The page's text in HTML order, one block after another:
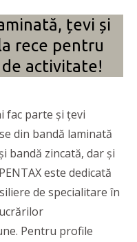
țevi și
rece pentru
activitate!
fac parte și țevi
din bandă laminată
bandă zincată, dar și
este dedicată
de specialitare în
Pentru profile